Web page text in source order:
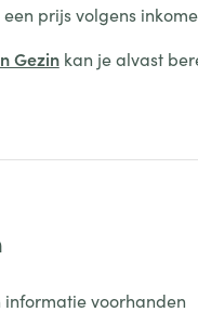
prijs volgens
Gezinkan je alvast
informatie voorhanden